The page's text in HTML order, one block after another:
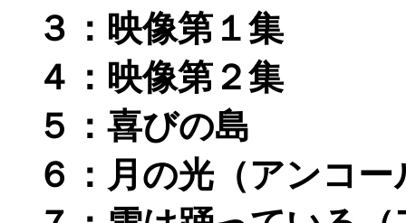
３：映像第１集
４：映像第２集
５：喜びの島
６：月の光（アンコー